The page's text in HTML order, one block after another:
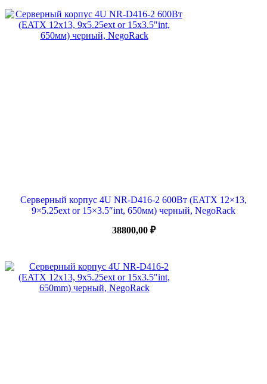
Серверный корпус 4U NR-D416-2 600Вт (EATX 12×13,
9×5.25ext or 15×3.5″int, 650мм) черный, NegoRack
38800,00 ₽